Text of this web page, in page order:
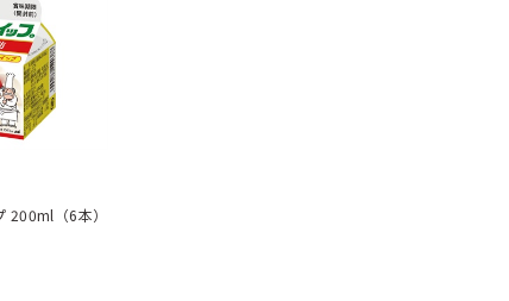
200ml（6本）